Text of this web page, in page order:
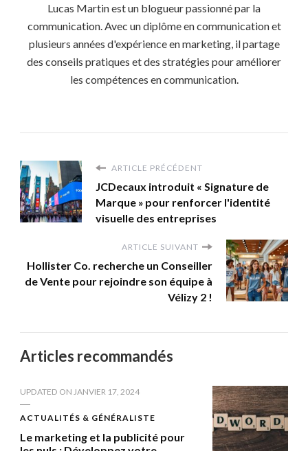
Lucas Martin est un blogueur passionné par la
communication. Avec un diplôme en communication et
plusieurs années d'expérience en marketing, il partage
des conseils pratiques et des stratégies pour améliorer
les compétences en communication.
ARTICLE PRÉCÉDENT
JCDecaux introduit « Signature de
Marque » pour renforcer l'identité
visuelle des entreprises
ARTICLE SUIVANT
Hollister Co. recherche un Conseiller
de Vente pour rejoindre son équipe à
Vélizy 2 !
Articles recommandés
UPDATED ON JANVIER 17, 2024
ACTUALITÉS & GÉNÉRALISTE
Le marketing et la publicité pour